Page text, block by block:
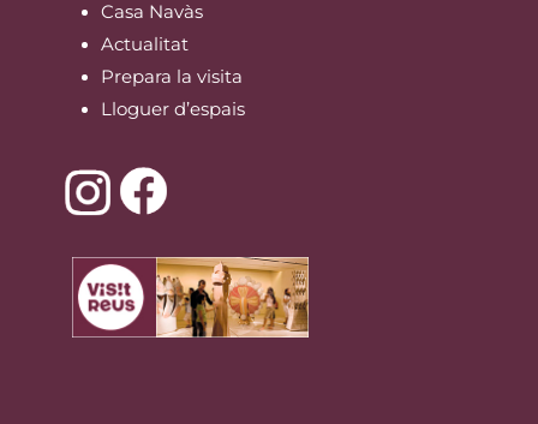
Casa Navàs
Actualitat
Prepara la visita
Lloguer d’espais